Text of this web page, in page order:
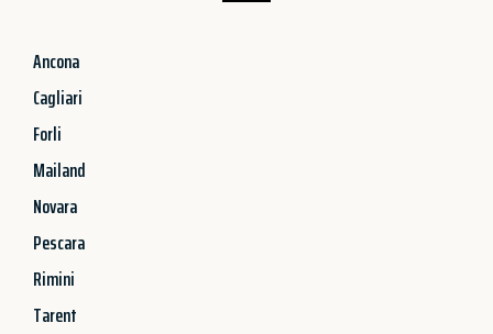
Ancona
Cagliari
Forli
Mailand
Novara
Pescara
Rimini
Tarent